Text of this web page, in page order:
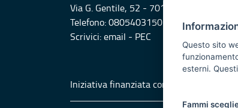
Via G. Gentile, 52 - 70126 Bari
Telefono: 0805403150
Scrivici:email - PEC
Iniziativa finanziata con risorse del POR
Questo sito
esterni.
Fammi